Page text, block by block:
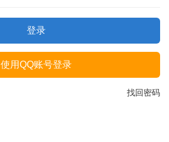
登录
使用QQ账号登录
找回密码